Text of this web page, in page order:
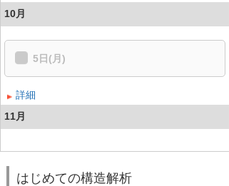
10月
5日(月)
詳細
11月
はじめての構造解析